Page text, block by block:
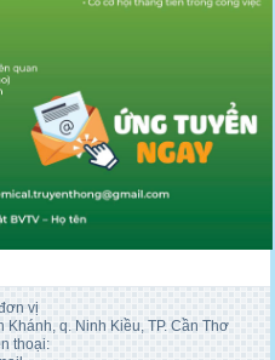
vị
q. Ninh Kiều, TP. Cần Thơ
thoại: